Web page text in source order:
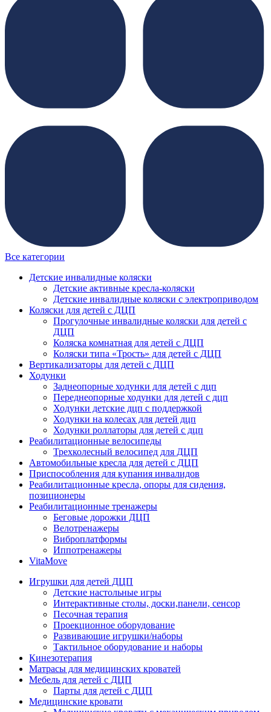
Все категории
Детские инвалидные коляски
Детские активные кресла-коляски
Детские инвалидные коляски с электроприводом
Коляски для детей с ДЦП
Прогулочные инвалидные коляски для детей с
ДЦП
Коляска комнатная для детей с ДЦП
Коляски типа «Трость» для детей с ДЦП
Вертикализаторы для детей с ДЦП
Ходунки
Заднеопорные ходунки для детей с дцп
Переднеопорные ходунки для детей с дцп
Ходунки детские дцп с поддержкой
Ходунки на колесах для детей дцп
Ходунки роллаторы для детей с дцп
Реабилитационные велосипеды
Трехколесный велосипед для ДЦП
Автомобильные кресла для детей с ДЦП
Приспособления для купания инвалидов
Реабилитационные кресла, опоры для сидения,
позиционеры
Реабилитационные тренажеры
Беговые дорожки ДЦП
Велотренажеры
Виброплатформы
Иппотренажеры
VitaMove
Игрушки для детей ДЦП
Детские настольные игры
Интерактивные столы, доски,панели, сенсор
Песочная терапия
Проекционное оборудование
Развивающие игрушки/наборы
Тактильное оборудование и наборы
Кинезотерапия
Матрасы для медицинских кроватей
Мебель для детей с ДЦП
Парты для детей с ДЦП
Медицинские кровати